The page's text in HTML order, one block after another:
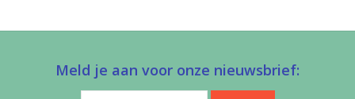
Meld je aan voor onze nieuwsbrief: